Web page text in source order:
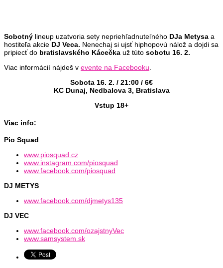
Sobotný lineup uzatvoria sety nepriehľadnuteľného DJa Metysa a
hostiteľa akcie DJ Veca. Nenechaj si ujsť hiphopovú nálož a dojdi sa
pripiecť do bratislavského Kácečka už túto sobotu 16. 2.
Viac informácií nájdeš v evente na Facebooku
Sobota 16. 2. / 21:00 / 6€
KC Dunaj, Nedbalova 3, Bratislava
Vstup 18+
Viac info:
Pio Squad
www.piosquad.cz
www.instagram.com/piosquad
www.facebook.com/piosquad
DJ METYS
www.facebook.com/djmetys135
DJ VEC
www.facebook.com/ozajstnyVec
www.samsystem.sk